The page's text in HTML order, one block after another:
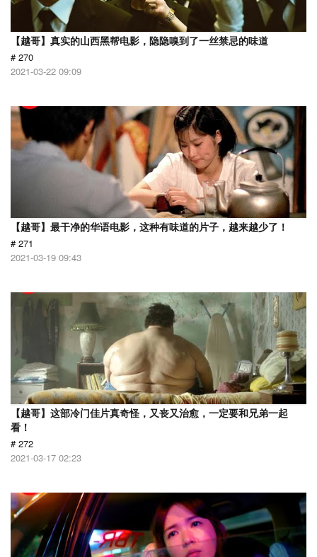
【越哥】真实的山西黑帮电影，隐隐嗅到了一丝禁忌的味道
# 270
2021-03-22 09:09
【越哥】最干净的华语电影，这种有味道的片子，越来越少了！
# 271
2021-03-19 09:43
【越哥】这部冷门佳片真奇怪，又丧又治愈，一定要和兄弟一起
看！
# 272
2021-03-17 02:23